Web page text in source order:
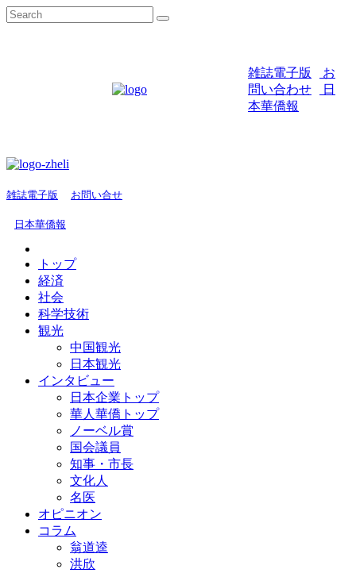
雑誌電子版
お
問い合わせ
日
本華僑報
雑誌電子版 お問い合せ
日本華僑報
トップ
経済
社会
科学技術
観光
中国観光
日本観光
インタビュー
日本企業トップ
華人華僑トップ
ノーベル賞
国会議員
知事・市長
文化人
名医
オピニオン
コラム
翁道逵
洪欣